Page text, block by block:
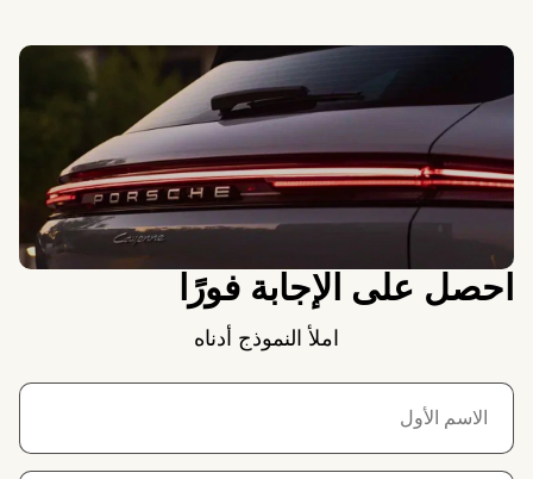
احصل على الإجابة فورًا
املأ النموذج أدناه